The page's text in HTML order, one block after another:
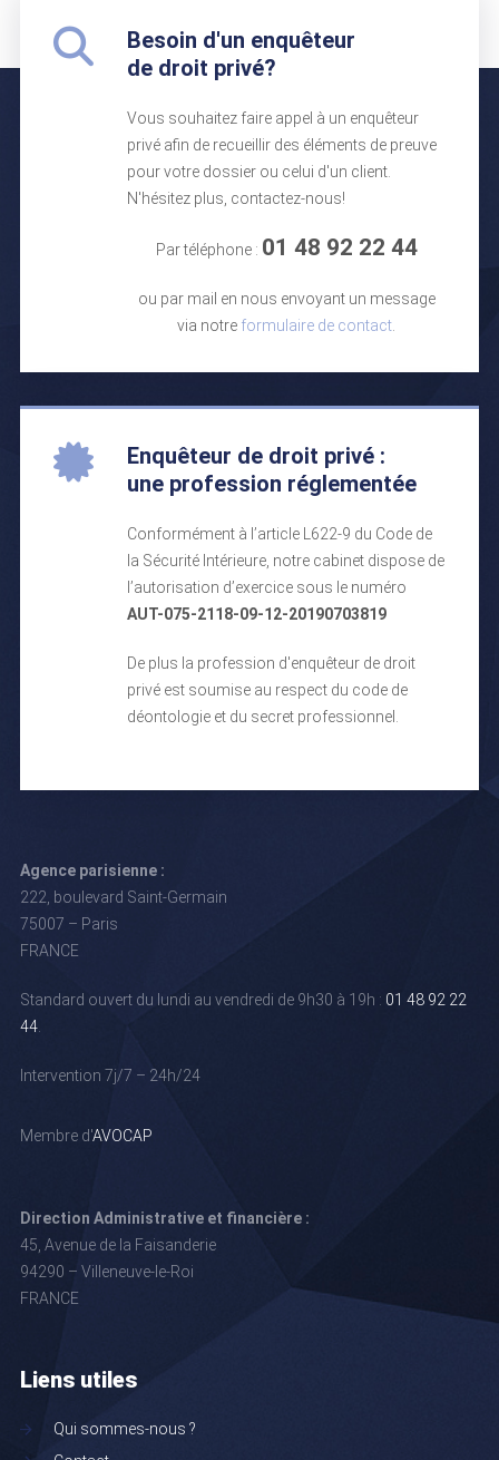
Besoin d'un enquêteur
de droit privé?
Vous souhaitez faire appel à un enquêteur
privé afin de recueillir des éléments de preuve
pour votre dossier ou celui d'un client.
N'hésitez plus, contactez-nous!
Par téléphone : 01 48 92 22 44
ou par mail en nous envoyant un message
via notre formulaire de contact
Enquêteur de droit privé :
une profession réglementée
Conformément à l’article L622-9 du Code de
la Sécurité Intérieure, notre cabinet dispose de
l’autorisation d’exercice sous le numéro
AUT-075-2118-09-12-20190703819
De plus la profession d'enquêteur de droit
privé est soumise au respect du code de
déontologie et du secret professionnel.
Agence parisienne :
222, boulevard Saint-Germain
75007 – Paris
FRANCE
Standard ouvert du lundi au vendredi de 9h30 à 19h : 01 48 92 22
44.
Intervention 7j/7 – 24h/24
Membre d'AVOCAP
Direction Administrative et financière :
45, Avenue de la Faisanderie
94290 – Villeneuve-le-Roi
FRANCE
Liens utiles
Qui sommes-nous ?